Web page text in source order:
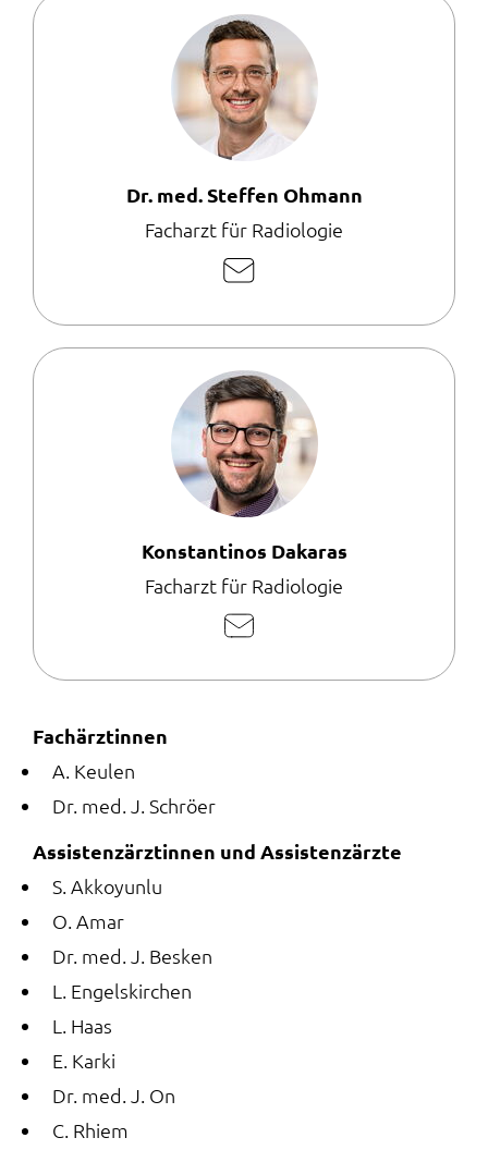
Dr. med. Steffen Ohmann
Facharzt für Radiologie
E-
schreiben
Konstantinos Dakaras
Facharzt für Radiologie
E-
schreiben
Fachärztinnen
A. Keulen
Dr. med. J. Schröer
Assistenzärztinnen und Assistenzärzte
S. Akkoyunlu
O. Amar
Dr. med. J. Besken
L. Engelskirchen
L. Haas
E. Karki
Dr. med. J. On
C. Rhiem